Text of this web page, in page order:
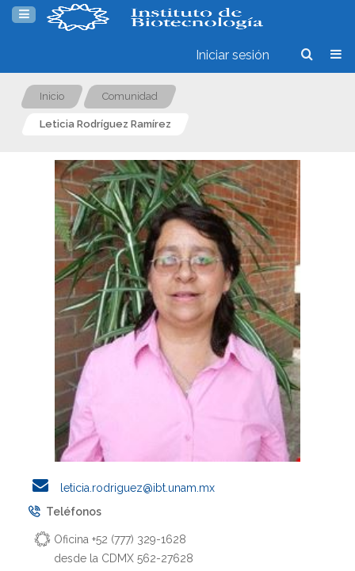
Iniciar sesión
Inicio Comunidad
Leticia Rodríguez Ramírez
leticia.rodriguez@ibt.unam.mx
Teléfonos
Oficina +52 (777) 329-1628
desde la CDMX 562-27628